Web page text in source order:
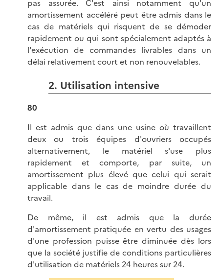
pas assurée. C'est ainsi notamment qu'un
amortissement accéléré peut être admis dans le
cas de matériels qui risquent de se démoder
rapidement ou qui sont spécialement adaptés à
l'exécution de commandes livrables dans un
délai relativement court et non renouvelables.
2. Utilisation intensive
80
Il est admis que dans une usine où travaillent
deux ou trois équipes d'ouvriers occupés
alternativement, le matériel s'use plus
rapidement et comporte, par suite, un
amortissement plus élevé que celui qui serait
applicable dans le cas de moindre durée du
travail.
De même, il est admis que la durée
d'amortissement pratiquée en vertu des usages
d'une profession puisse être diminuée dès lors
que la société justifie de conditions particulières
d'utilisation de matériels 24 heures sur 24.